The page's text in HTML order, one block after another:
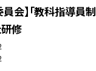
会】「教科指導員制
研修